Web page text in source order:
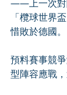
——上一次對
「欖球世界
惜敗於德國。
預料賽事競
型陣容應戰